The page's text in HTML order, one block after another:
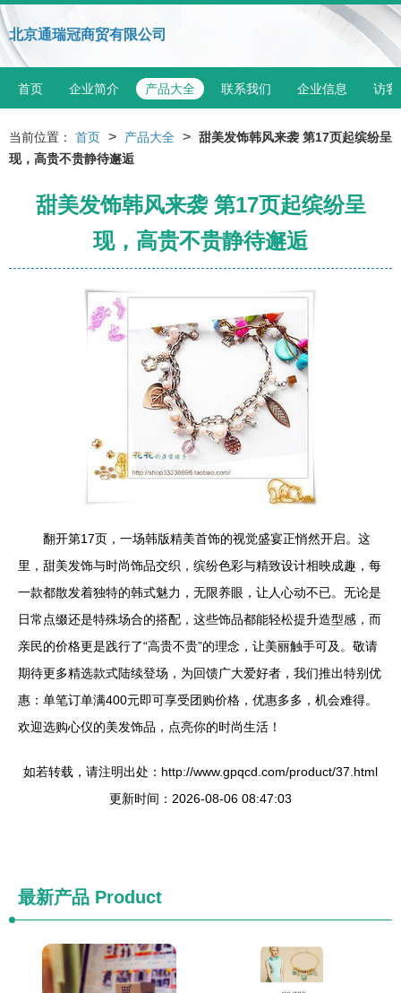
北京通瑞冠商贸有限公司
首页 企业简介 产品大全 联系我们 企业信息 访客
当前位置： 首页 > 产品大全 > 甜美发饰韩风来袭 第17页起缤纷呈
现，高贵不贵静待邂逅
甜美发饰韩风来袭 第17页起缤纷呈
现，高贵不贵静待邂逅
翻开第17页，一场韩版精美首饰的视觉盛宴正悄然开启。这
里，甜美发饰与时尚饰品交织，缤纷色彩与精致设计相映成趣，每
一款都散发着独特的韩式魅力，无限养眼，让人心动不已。无论是
日常点缀还是特殊场合的搭配，这些饰品都能轻松提升造型感，而
亲民的价格更是践行了“高贵不贵”的理念，让美丽触手可及。敬请
期待更多精选款式陆续登场，为回馈广大爱好者，我们推出特别优
惠：单笔订单满400元即可享受团购价格，优惠多多，机会难得。
欢迎选购心仪的美发饰品，点亮你的时尚生活！
如若转载，请注明出处：http://www.gpqcd.com/product/37.html
更新时间：2026-08-06 08:47:03
最新产品 Product